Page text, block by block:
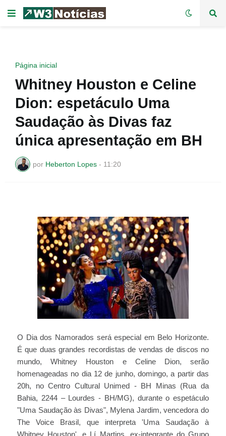
Página inicial
Whitney Houston e Celine
Dion: espetáculo Uma
Saudação às Divas faz
única apresentação em BH
por Heberton Lopes - 11:20
O Dia dos Namorados será especial em Belo Horizonte.
É que duas grandes recordistas de vendas de discos no
mundo, Whitney Houston e Celine Dion, serão
homenageadas no dia 12 de junho, domingo, a partir das
20h, no Centro Cultural Unimed - BH Minas (Rua da
Bahia, 2244 – Lourdes - BH/MG), durante o espetáculo
"Uma Saudação às Divas", Mylena Jardim, vencedora do
The Voice Brasil, que interpreta 'Uma Saudação à